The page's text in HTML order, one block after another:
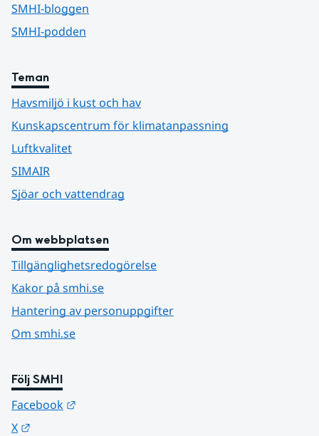
SMHI-bloggen
SMHI-podden
Teman
Havsmiljö i kust och hav
Kunskapscentrum för klimatanpassning
Luftkvalitet
SIMAIR
Sjöar och vattendrag
Om webbplatsen
Tillgänglighetsredogörelse
Kakor på smhi.se
Hantering av personuppgifter
Om smhi.se
Följ SMHI
Facebook
X